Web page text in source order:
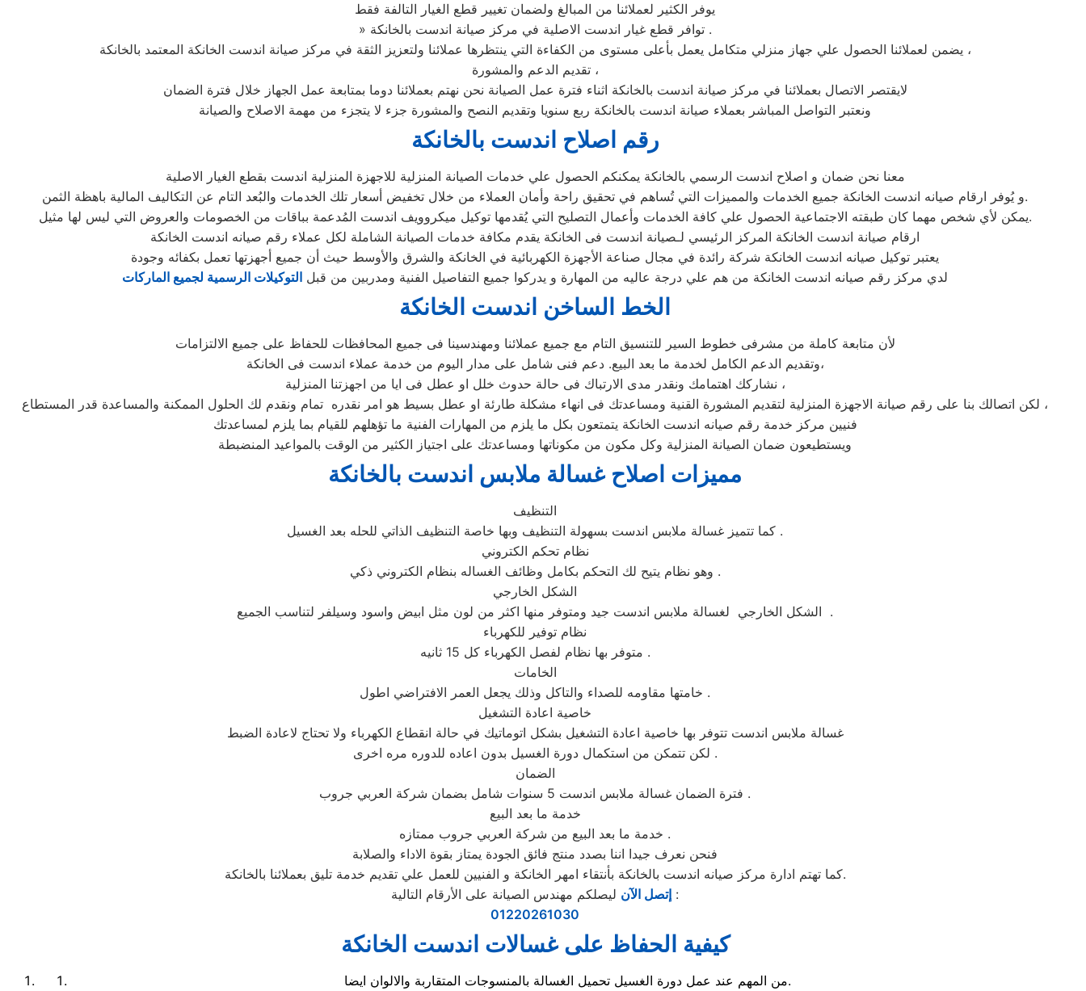
يوفر الكثير لعملائنا من المبالغ ولضمان تغيير قطع الغيار التالفة فقط
» توافر قطع غيار اندست الاصلية في مركز صيانة اندست بالخانكة .
يضمن لعملائنا الحصول علي جهاز منزلي متكامل يعمل بأعلى مستوى من الكفاءة التي ينتظرها عملائنا ولتعزيز الثقة في مركز صيانة اندست الخانكة المعتمد بالخانكة ،
تقديم الدعم والمشورة ،
لايقتصر الاتصال بعملائنا في مركز صيانة اندست بالخانكة اثناء فترة عمل الصيانة نحن نهتم بعملائنا دوما بمتابعة عمل الجهاز خلال فترة الضمان
ونعتبر التواصل المباشر بعملاء صيانة اندست بالخانكة ربع سنويا وتقديم النصح والمشورة جزء لا يتجزء من مهمة الاصلاح والصيانة
رقم اصلاح اندست بالخانكة
معنا نحن ضمان و اصلاح اندست الرسمي بالخانكة يمكنكم الحصول علي خدمات الصيانة المنزلية للاجهزة المنزلية اندست بقطع الغيار الاصلية
و يُوفر ارقام صيانه اندست الخانكة جميع الخدمات والمميزات التي تُساهم في تحقيق راحة وأمان العملاء من خلال تخفيض أسعار تلك الخدمات والبُعد التام عن التكاليف المالية باهظة الثمن.
يمكن لأي شخص مهما كان طبقته الاجتماعية الحصول علي كافة الخدمات وأعمال التصليح التي يُقدمها توكيل ميكروويف اندست المُدعمة بباقات من الخصومات والعروض التي ليس لها مثيل.
ارقام صيانة اندست الخانكة المركز الرئيسي لـصيانة اندست فى الخانكة يقدم مكافة خدمات الصيانة الشاملة لكل عملاء رقم صيانه اندست الخانكة
يعتبر توكيل صيانه اندست الخانكة شركة رائدة في مجال صناعة الأجهزة الكهربائية في الخانكة والشرق والأوسط حيث أن جميع أجهزتها تعمل بكفائه وجودة
لدي مركز رقم صيانه اندست الخانكة من هم علي درجة عاليه من المهارة و يدركوا جميع التفاصيل الفنية ومدربين من قبل التوكيلات الرسمية لجميع الماركات
الخط الساخن اندست الخانكة
لأن متابعة كاملة من مشرفى خطوط السير للتنسيق التام مع جميع عملائنا ومهندسينا فى جميع المحافظات للحفاظ على جميع الالتزامات
وتقديم الدعم الكامل لخدمة ما بعد البيع. دعم فنى شامل على مدار اليوم من خدمة عملاء اندست فى الخانكة،
نشاركك اهتمامك ونقدر مدى الارتباك فى حالة حدوث خلل او عطل فى ايا من اجهزتنا المنزلية ،
لكن اتصالك بنا على رقم صيانة الاجهزة المنزلية لتقديم المشورة القنية ومساعدتك فى انهاء مشكلة طارئة او عطل بسيط هو امر نقدره تمام ونقدم لك الحلول الممكنة والمساعدة قدر المستطاع ،
فنيين مركز خدمة رقم صيانه اندست الخانكة يتمتعون بكل ما يلزم من المهارات الفنية ما تؤهلهم للقيام بما يلزم لمساعدتك
ويستطيعون ضمان الصيانة المنزلية وكل مكون من مكوناتها ومساعدتك على اجتياز الكثير من الوقت بالمواعيد المنضبطة
مميزات اصلاح غسالة ملابس اندست بالخانكة
التنظيف
كما تتميز غسالة ملابس اندست بسهولة التنظيف وبها خاصة التنظيف الذاتي للحله بعد الغسيل .
نظام تحكم الكتروني
وهو نظام يتيح لك التحكم بكامل وظائف الغساله بنظام الكتروني ذكي .
الشكل الخارجي
الشكل الخارجي لغسالة ملابس اندست جيد ومتوفر منها اكثر من لون مثل ابيض واسود وسيلفر لتناسب الجميع .
نظام توفير للكهرباء
متوفر بها نظام لفصل الكهرباء كل 15 ثانيه .
الخامات
خامتها مقاومه للصداء والتاكل وذلك يجعل العمر الافتراضي اطول .
خاصية اعادة التشغيل
غسالة ملابس اندست تتوفر بها خاصية اعادة التشغيل بشكل اتوماتيك في حالة انقطاع الكهرباء ولا تحتاج لاعادة الضبط
لكن تتمكن من استكمال دورة الغسيل بدون اعاده للدوره مره اخرى .
الضمان
فترة الضمان غسالة ملابس اندست 5 سنوات شامل بضمان شركة العربي جروب .
خدمة ما بعد البيع
خدمة ما بعد البيع من شركة العربي جروب ممتازه .
فنحن نعرف جيدا اننا بصدد منتج فائق الجودة يمتاز بقوة الاداء والصلابة
كما تهتم ادارة مركز صيانه اندست بالخانكة بأنتقاء امهر الخانكة و الفنيين للعمل علي تقديم خدمة تليق بعملائنا بالخانكة.
إتصل الآن ليصلكم مهندس الصيانة على الأرقام التالية :
01220261030
كيفية الحفاظ على غسالات اندست الخانكة
من المهم عند عمل دورة الغسيل تحميل الغسالة بالمنسوجات المتقاربة والالوان ايضا.